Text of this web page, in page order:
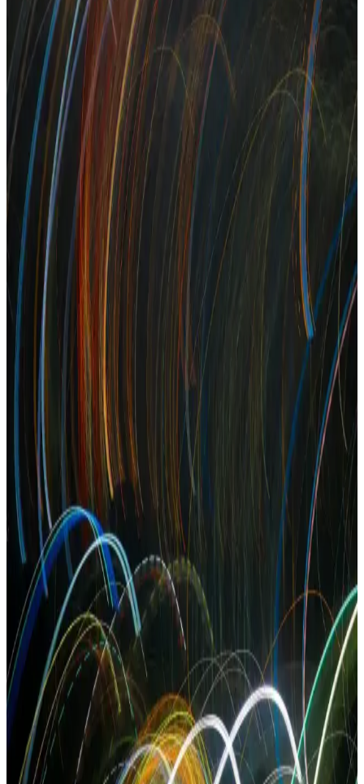
Kadın Modasında 2026 Trendleri: Jean Seçimi,
Elbise Kombinleri ve Stil Önerileri
2026 kadın modasında jean boyu sorunları, elbise kombinleri, vücut
tipine uygun kıyafet seçimi ve aksesuar önerileri detaylandırılıyor.
Stil önerileri ve markalarla şıklık ve rahatlık dengeleniyor.
Moda Dünyasında Büyülü Elbiseler: Tasarımcılar,
Trendler ve Erişilebilirlik
Moda tutkunları için büyülü elbiseler, özgün tasarımlar ve
fonksiyonelliği bir araya getiriyor. Tasarımcıların sanatsal vizyonları
ve farklı dönemlerden ilham alan modeller, şıklık ve ifade gücünü
buluşturuyor.
Turuncu Midi Elbise Trendleri ve Kombinasyon
İpuçları 2024
Turuncu midi elbiseler, çeşitli tarz ve modelleriyle dikkat çekiyor.
Günlük ve özel günler için uygun, rahat ve şık seçenekler sunar.
Trendleri ve kombinasyon önerilerini öğrenin.
Açık Kahve Elbise: Günlük ve Özel Davetler İçin Şık
ve Çok Yönlü Seçenekler
Doğal ve nötr tonlarıyla açık kahve elbise, her tarz ve mevsimle
uyum sağlayan çok yönlü, şık ve rahat bir tercih. Günlük kullanım
ve özel davetler için ideal modeller ve kombin önerileri burada.
14 Yaş Genç Kızlar İçin Siyah Elbise Seçenekleri ve
Trendler
14 yaş genç kızlar için şık ve rahat siyah elbise modelleri, trendler,
uygun fiyatlı seçenekler ve kombinasyon önerileriyle tarzını
yansıtmaya devam ediyor.
Beyaz Elbise Modelleri: Çeşitleri ve Kombin
Önerileriyle Zamansız Şıklık
Beyaz elbise modelleri, farklı tarzlara ve ihtiyaçlara uygun çeşitli
seçenekler sunar. Günlük, resmi veya modern tasarımlarla şıklığınızı
tamamlayın, trendleri yakalayın.
V Yaka Midi Elbise: Şıklık ve Rahatlığın Modern
Buluşması
V yaka midi elbise, zarafet ve çok yönlülüğüyle her ortamda şıklık
sağlar. Günlük ve özel günler için ideal, farklı kumaş ve tarz
seçenekleriyle modanın vazgeçilmez parçasıdır.